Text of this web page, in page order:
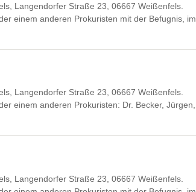
Langendorfer Straße 23, 06667 Weißenfels.
einem anderen Prokuristen mit der Befugnis, im
Langendorfer Straße 23, 06667 Weißenfels.
einem anderen Prokuristen: Dr. Becker, Jürgen,
Langendorfer Straße 23, 06667 Weißenfels.